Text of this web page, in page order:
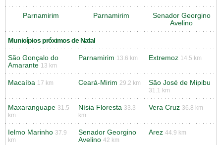
Parnamirim Parnamirim
Senador Georgino
Avelino
Municípios próximos de Natal
São Gonçalo do
Amarante 13 km
Parnamirim 13.6 km Extremoz 14.5 km
Macaíba 17 km Ceará-Mirim 29.2 km São José de Mipibu
31.1 km
Maxaranguape 31.5
km
Nísia Floresta 33.3
km
Vera Cruz 36.8 km
Ielmo Marinho 37.9
km
Senador Georgino
Avelino 42 km
Arez 44.9 km